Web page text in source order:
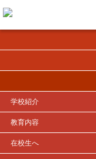
学校紹介
教育内容
在校生へ
ＨＯＭＥ